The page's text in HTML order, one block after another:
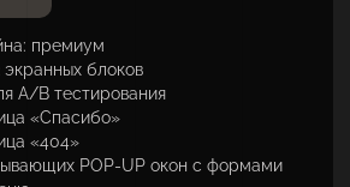
премиум
экранных блоков
A/B тестирования
«Спасибо»
«404»
POP-UP окон с формами